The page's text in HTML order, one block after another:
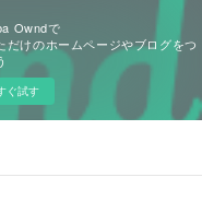
Owndで
だけのホームページやブログをつ
ぐ試す